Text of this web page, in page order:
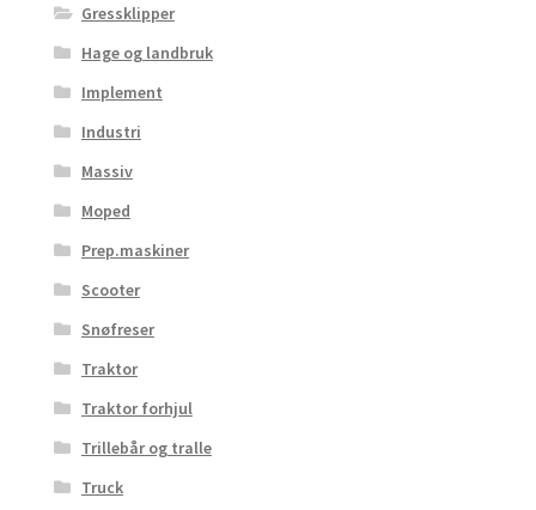
Gressklipper
Hage og landbruk
Implement
Industri
Massiv
Moped
Prep.maskiner
Scooter
Snøfreser
Traktor
Traktor forhjul
Trillebår og tralle
Truck